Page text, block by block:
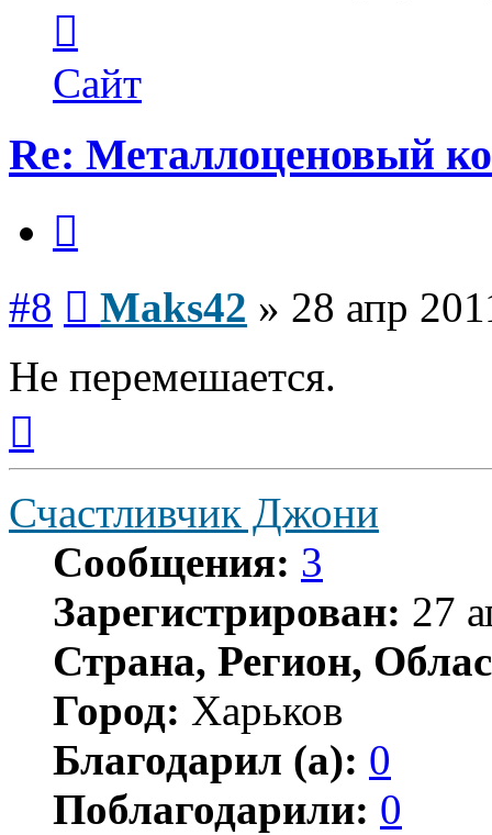
пользователя
Maks42
Сайт
Re: Металлоценовый
#8 Maks42 » 28 апр
Не перемешается.
началу
Счастливчик Джони
Сообщения: 3
Зарегистрирован: 27
Страна, Регион,
Город: Харьков
Благодарил (а): 0
Поблагодарили: 0